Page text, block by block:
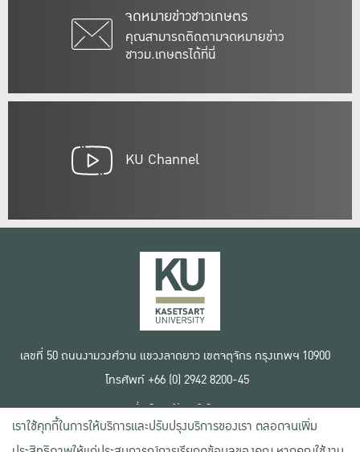
จดหมายข่าวชาวเกษตร
คุณสามารถติดตามจดหมายข่าว
ชาวม.เกษตรได้ที่นี่
KU Channel
เลขที่ 50 ถนนงามวงศ์วาน แขวงลาดยาว เขตจตุจักร กรุงเทพฯ 10900
โทรศัพท์ +66 (0) 2942 8200-45
เงื่อนไขการใช้งานเว็บไซต์
ข้อตกลงด้านสิทธิ์ใช้งาน
นโยบายความเป็นส่วนตัว
เราใช้คุกกี้ในการให้บริการและปรับปรุงบริการของเรา ตลอดจนเพิ่ม